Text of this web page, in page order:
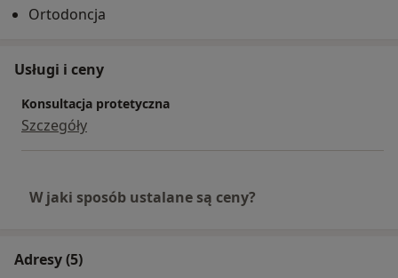
Ortodoncja
Usługi i ceny
Konsultacja protetyczna
Szczegóły
W jaki sposób ustalane są ceny?
Adresy (5)